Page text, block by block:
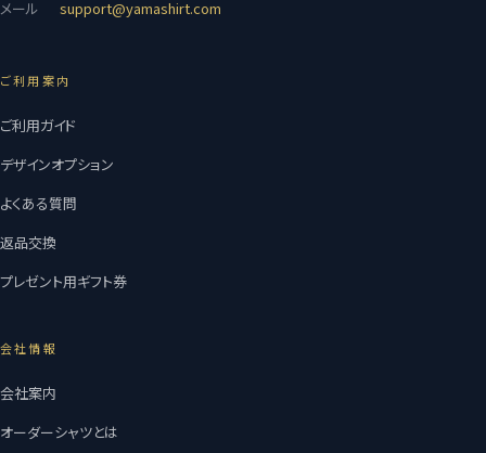
メール
support@yamashirt.com
ご利用案内
ご利用ガイド
デザインオプション
よくある質問
返品交換
プレゼント用ギフト券
会社情報
会社案内
オーダーシャツとは